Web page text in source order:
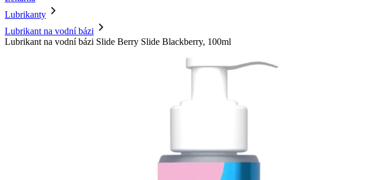
Lubrikanty
Lubrikant na vodní bázi
Lubrikant na vodní bázi Slide Berry Slide Blackberry, 100ml